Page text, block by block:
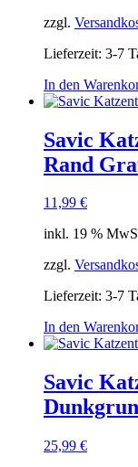
zzgl.
Lieferzeit: 3-7
In den
Savic
Rand
11,99 €
inkl. 19 %
zzgl.
Lieferzeit: 3-7
In den
Savic
25,99 €